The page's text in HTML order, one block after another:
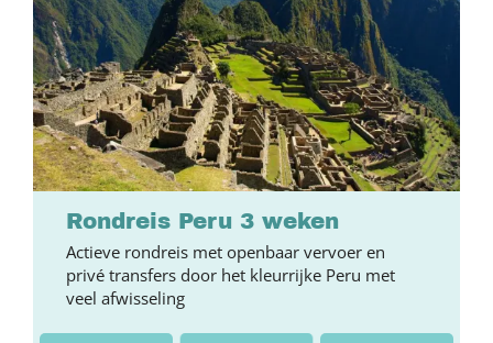
Rondreis Peru 3 weken
Actieve rondreis met openbaar vervoer en
privé transfers door het kleurrijke Peru met
veel afwisseling